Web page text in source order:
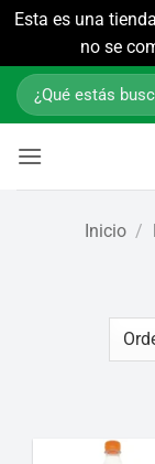
Esta es una
no se
Saltar
Buscar
por:
Inicio /